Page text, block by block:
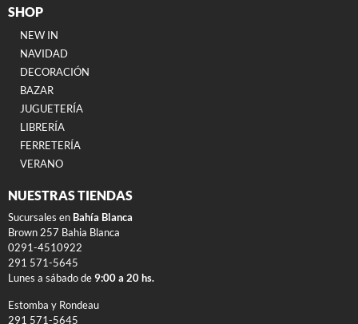
SHOP
NEW IN
NAVIDAD
DECORACIÓN
BAZAR
JUGUETERÍA
LIBRERÍA
FERRETERÍA
VERANO
NUESTRAS TIENDAS
Sucursales en Bahía Blanca
Brown 257 Bahia Blanca
0291-4510922
291 571-5645
Lunes a sábado de 9:00 a 20 hs.
Estomba y Rondeau
291 571-5645